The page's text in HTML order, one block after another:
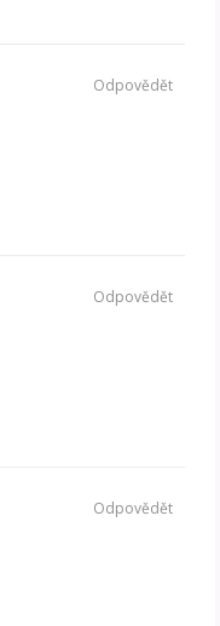
Odpovědět
Odpovědět
Odpovědět